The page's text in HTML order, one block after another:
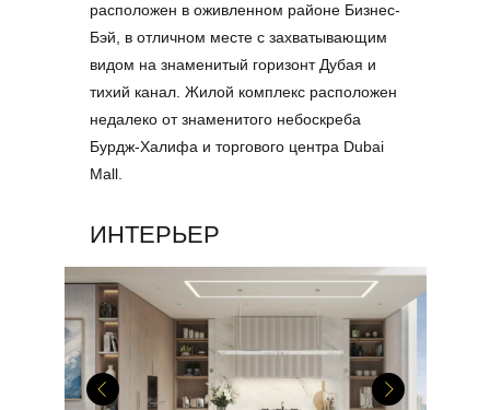
расположен в оживленном районе Бизнес-
Бэй, в отличном месте с захватывающим
видом на знаменитый горизонт Дубая и
тихий канал. Жилой комплекс расположен
недалеко от знаменитого небоскреба
Бурдж-Халифа и торгового центра Dubai
Mall.
ИНТЕРЬЕР